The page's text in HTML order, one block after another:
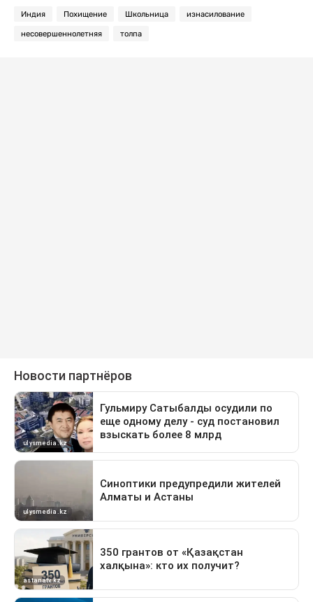
Индия Похищение Школьница изнасилование
несовершеннолетняя толпа